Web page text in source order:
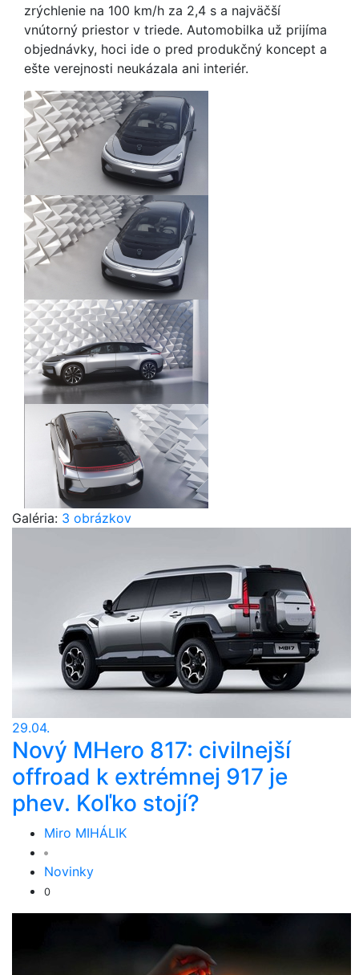
zrýchlenie na 100 km/h za 2,4 s a najväčší
vnútorný priestor v triede. Automobilka už prijíma
objednávky, hoci ide o pred produkčný koncept a
ešte verejnosti neukázala ani interiér.
Galéria: 3 obrázkov
29.04.
Nový MHero 817: civilnejší
offroad k extrémnej 917 je
phev. Koľko stojí?
Miro MIHÁLIK
Novinky
0